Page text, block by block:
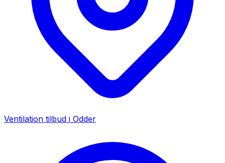
Ventilation tilbud i Odder